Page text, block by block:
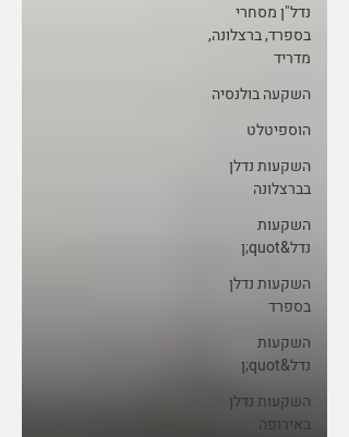
נדל"ן מסחרי
בספרד, ברצלונה,
מדריד
השקעה בולנסיה
הוספיטלט
השקעות נדלן
בברצלונה
השקעות
נדל&quot;ן
השקעות נדלן
בספרד
השקעות
נדל&quot;ן
השקעות נדלן
באירופה